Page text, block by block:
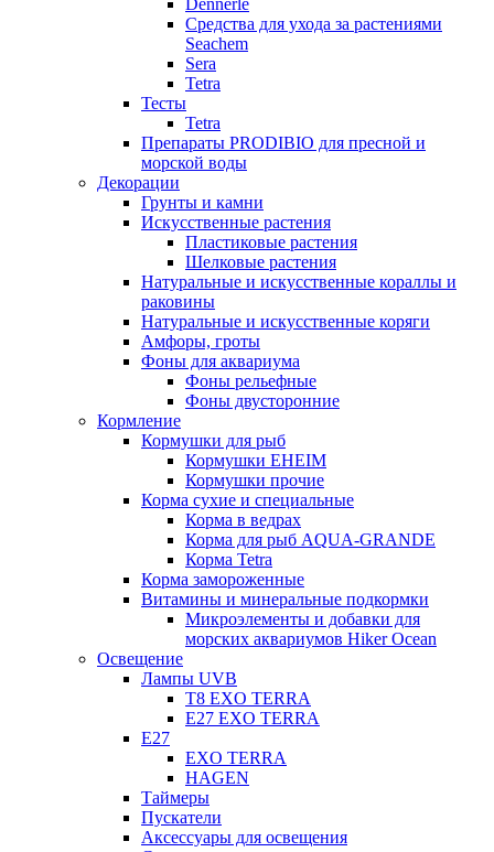
Dennerle
Средства для ухода за растениями
Seachem
Sera
Tetra
Тесты
Tetra
Препараты PRODIBIO для пресной и
морской воды
Декорации
Грунты и камни
Искусственные растения
Пластиковые растения
Шелковые растения
Натуральные и искусственные кораллы и
раковины
Натуральные и искусственные коряги
Амфоры, гроты
Фоны для аквариума
Фоны рельефные
Фоны двусторонние
Кормление
Кормушки для рыб
Кормушки EHEIM
Кормушки прочие
Корма сухие и специальные
Корма в ведрах
Корма для рыб AQUA-GRANDE
Корма Tetra
Корма замороженные
Витамины и минеральные подкормки
Микроэлементы и добавки для
морских аквариумов Hiker Ocean
Освещение
Лампы UVB
Т8 EXO TERRA
Е27 EXO TERRA
Е27
EXO TERRA
HAGEN
Таймеры
Пускатели
Аксессуары для освещения